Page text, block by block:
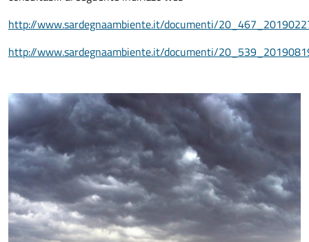
http://www.sardegnaambiente.it/documenti/
http://www.sardegnaambiente.it/documenti/